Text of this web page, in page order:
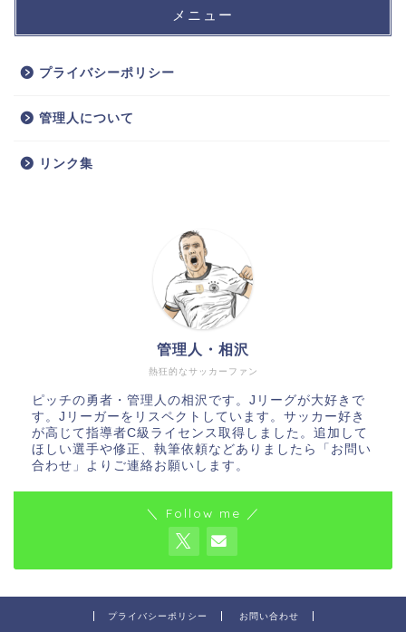
メニュー
プライバシーポリシー
管理人について
リンク集
熱狂的なサッカーファン
管理人・相沢
ピッチの勇者・管理人の相沢です。Jリーグが大好きで
す。Jリーガーをリスペクトしています。サッカー好き
が高じて指導者C級ライセンス取得しました。追加して
ほしい選手や修正、執筆依頼などありましたら「お問い
合わせ」よりご連絡お願いします。
＼ Follow me ／
プライバシーポリシー お問い合わせ